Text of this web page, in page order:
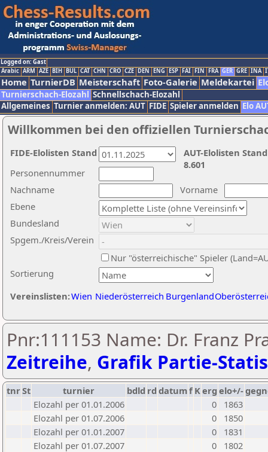
Logged on: Gast
Arabic ARM AZE BIH BUL CAT CHN CRO CZE DEN ENG ESP FAI FIN FRA GER GRE INA
Home TurnierDB Meisterschaft Foto-Galerie Meldekartei
Turnierschach-Elozahl Schnellschach-Elozahl
Allgemeines Turnier anmelden: AUT FIDE Spieler anmelden Elo
Willkommen bei den offiziellen
Nachname
Vorname
Ebene
Sortierung
Personennummer
Bundesland
Spgem./Kreis/Verein
Nur "österreichische" Spieler
Vereinslisten:Wien Niederösterreich Burgenland
AUT-Elolisten
8.601
FIDE-Elolisten Stand
Pnr:111153 Name: Dr. Franz
Zeitreihe, Grafik Partie-
tnrSt turnier bdld rd datumf Kerg elo+/-
Elozahl per 01.01.2006
0
1863
Elozahl per 01.07.2006
0
1850
Elozahl per 01.01.2007
0
1831
Elozahl per 01.07.2007
0
1802